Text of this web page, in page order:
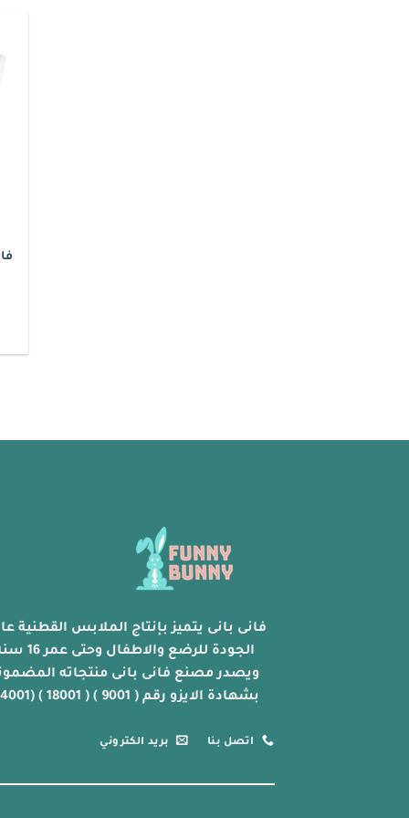
فانى بانى يتميز بإنتاج الملابس القطنية
الجودة للرضع والاطفال
ويصدر مصنع فانى بانى منتجاته
بشهادة الايزو رقم ( 9001 ) ( 18001 ) (14001)
اتصل بنا بريد الكتروني